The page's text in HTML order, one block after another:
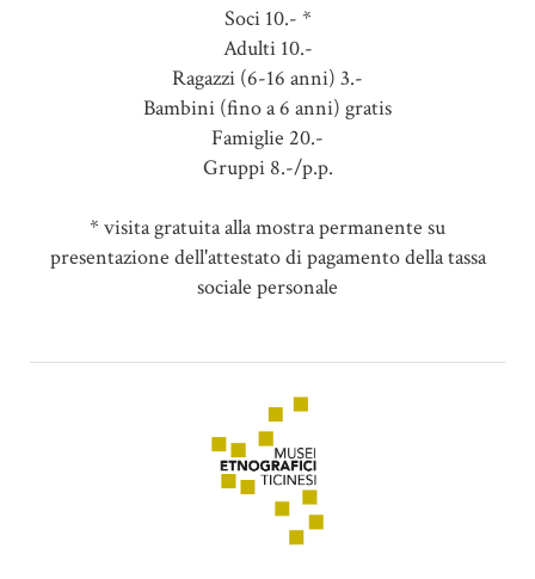
Soci 10.- *
Adulti 10.-
Ragazzi (6-16 anni) 3.-
Bambini (fino a 6 anni) gratis
Famiglie 20.-
Gruppi 8.-/p.p.
* visita gratuita alla mostra permanente su
presentazione dell'attestato di pagamento della tassa
sociale personale